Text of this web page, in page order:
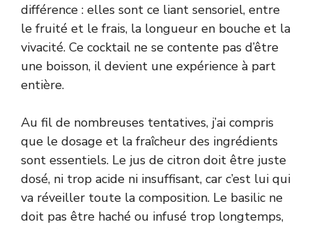
différence : elles sont ce liant sensoriel, entre
le fruité et le frais, la longueur en bouche et la
vivacité. Ce cocktail ne se contente pas d’être
une boisson, il devient une expérience à part
entière.
Au fil de nombreuses tentatives, j’ai compris
que le dosage et la fraîcheur des ingrédients
sont essentiels. Le jus de citron doit être juste
dosé, ni trop acide ni insuffisant, car c’est lui qui
va réveiller toute la composition. Le basilic ne
doit pas être haché ou infusé trop longtemps,